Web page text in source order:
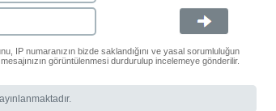
IP numaranızın bizde saklandığını ve yasal sorumluluğun
görüntülenmesi durdurulup incelemeye gönderilir.